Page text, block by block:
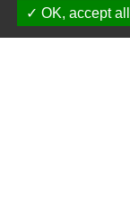
OK, accept all